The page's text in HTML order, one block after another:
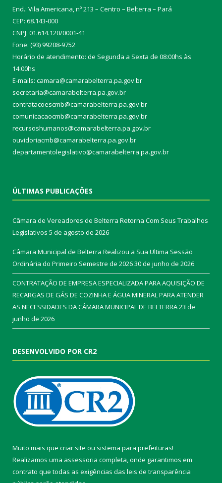
End.: Vila Americana, nº 213 – Centro – Belterra – Pará
CEP: 68.143-000
CNPJ: 01.614.120/0001-41
Fone: (93) 99208-9752
Horário de atendimento: de Segunda a Sexta de 08:00hs às
14:00hs
E-mails: camara@camarabelterra.pa.gov.br
secretaria@camarabelterra.pa.gov.br
contratacoescmb@camarabelterra.pa.gov.br
comunicacaocmb@camarabelterra.pa.gov.br
recursoshumanos@camarabelterra.pa.gov.br
ouvidoriacmb@camarabelterra.pa.gov.br
departamentolegislativo@camarabelterra.pa.gov.br
ÚLTIMAS PUBLICAÇÕES
Câmara de Vereadores de Belterra Retorna Com Seus Trabalhos
Legislativos 5 de agosto de 2026
Câmara Municipal de Belterra Realizou a Sua Ultima Sessão
Ordinária do Primeiro Semestre de 202630 de junho de 2026
CONTRATAÇÃO DE EMPRESA ESPECIALIZADA PARA AQUISIÇÃO DE
RECARGAS DE GÁS DE COZINHA E ÁGUA MINERAL PARA ATENDER
AS NECESSIDADES DA CÂMARA MUNICIPAL DE BELTERRA23 de
junho de 2026
DESENVOLVIDO POR CR2
Muito mais que criar site ou sistema para prefeituras!
Realizamos uma assessoria completa, onde garantimos em
contrato que todas as exigências das leis de transparência